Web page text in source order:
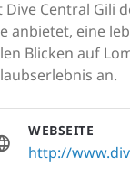
Central Gili
eine
Blicken auf
an.
WEBSEITE
http://